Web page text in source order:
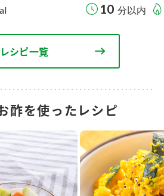
10 分以内
シピ一覧
酢を使ったレシピ